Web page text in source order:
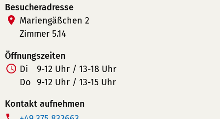
Besucheradresse
Mariengäßchen 2
Zimmer 5.14
Öffnungszeiten
Di
9-12 Uhr / 13-18 Uhr
Do 9-12 Uhr / 13-15 Uhr
Kontakt aufnehmen